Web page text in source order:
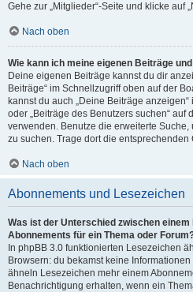
Gehe zur „Mitglieder“-Seite und klicke auf
Nach oben
Wie kann ich meine eigenen Beiträge
Deine eigenen Beiträge kannst du dir
Beiträge“ im Schnellzugriff oben auf der
kannst du auch „Deine Beiträge
oder „Beiträge des Benutzers suchen“ auf
verwenden. Benutze die erweiterte
zu suchen. Trage dort die
Nach oben
Abonnements und Lesezeichen
Was ist der Unterschied zwischen einem
Abonnements für ein Thema oder
In phpBB 3.0 funktionierten Lesezeichen
Browsern: du bekamst keine
ähneln Lesezeichen mehr einem
Benachrichtigung erhalten, wenn ein